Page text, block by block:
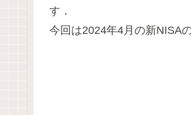
す．
今回は2024年4月の新NISA